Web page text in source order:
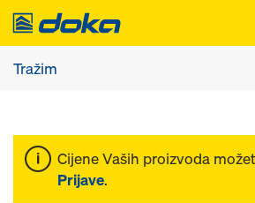
Cijene Vaših proizvoda
Prijave.